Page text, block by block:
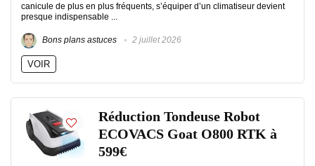
canicule de plus en plus fréquents, s’équiper d’un climatiseur devient
presque indispensable ...
Bons plans astuces 2 juillet 2026
VOIR
Réduction Tondeuse Robot
ECOVACS Goat O800 RTK à
599€